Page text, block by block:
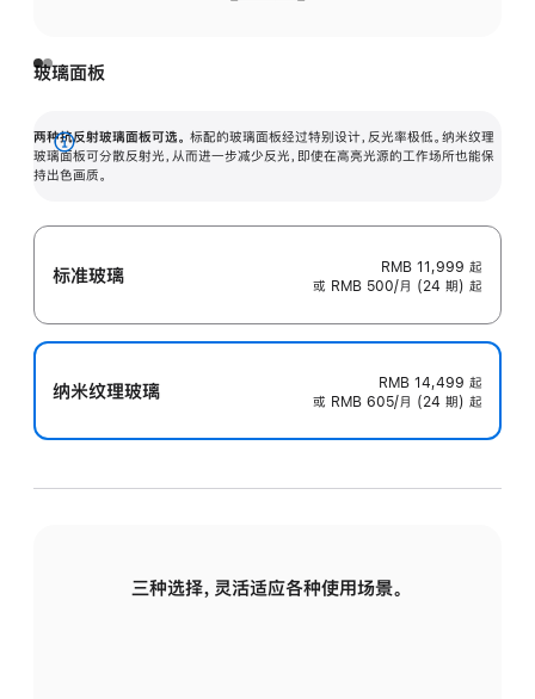
玻璃面板
两种抗反射玻璃面板可选。 标配的玻璃面板经过特别设计，反光率极低。纳米纹理
玻璃面板可分散反射光，从而进一步减少反光，即使在高亮光源的工作场所也能保
持出色画质。
展
开
标准玻璃 RMB 11,999 起
或 RMB 500/月 (24 期) 起
纳米纹理玻璃 RMB 14,499 起
或 RMB 605/月 (24 期) 起
三种选择，灵活适应各种使用场景。